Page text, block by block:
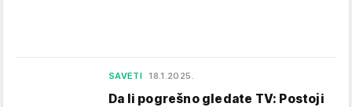
SAVETI 18.1.2025.
Da li pogrešno gledate TV: Postoji